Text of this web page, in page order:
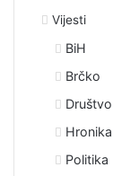
Vijesti
BiH
Brčko
Društvo
Hronika
Politika